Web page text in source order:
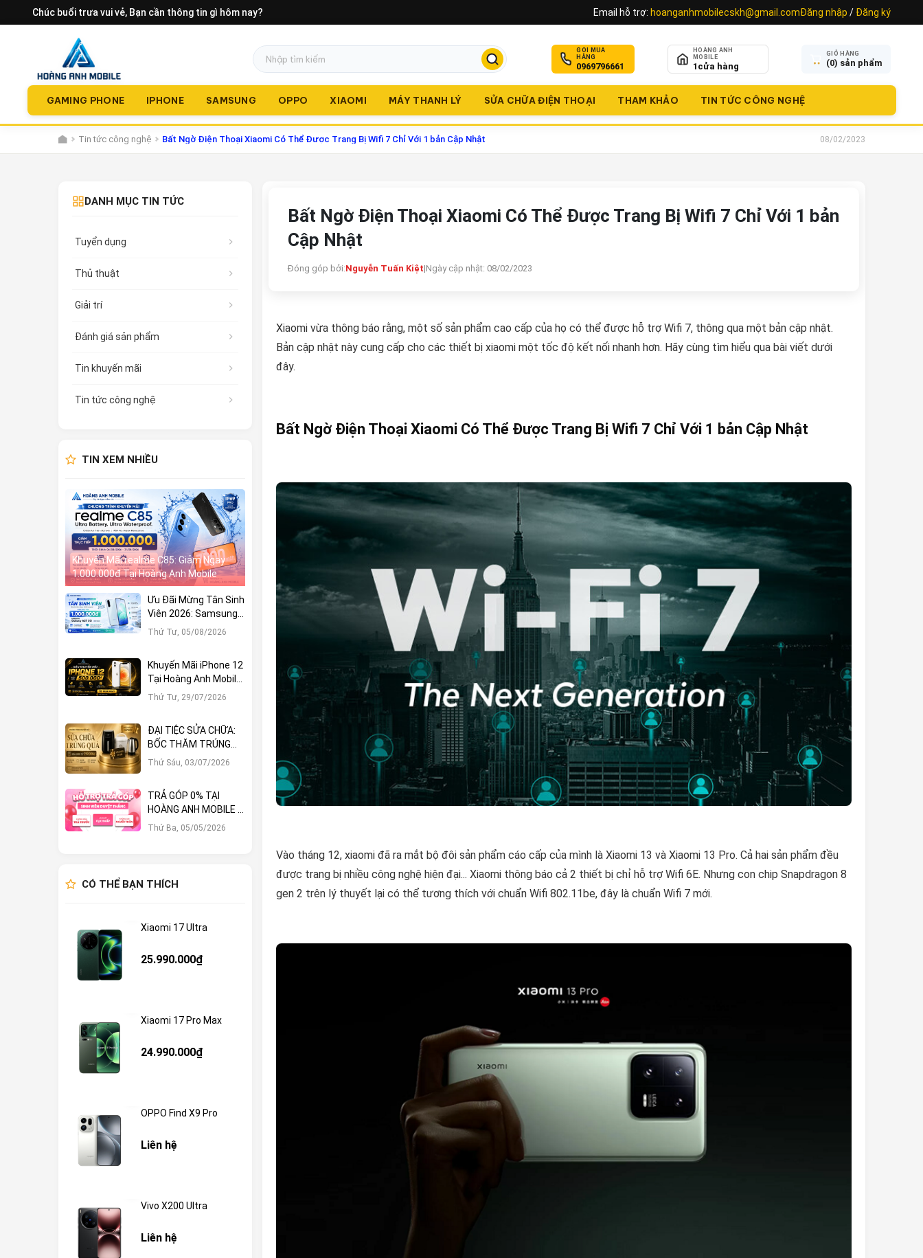
Chúc buổi trưa vui vẻ, Bạn cần thông tin gì hôm nay? Email hỗ trợ: hoanganhmobilecskh@gmail.comĐăng nhập / Đăng ký
GỌI MUA
HÀNG
0969796661
HOÀNG ANH
MOBILE
1 cửa hàng
GIỎ HÀNG
(0) sản phẩm
GAMING PHONE IPHONE SAMSUNG OPPO XIAOMI MÁY THANH LÝ SỬA CHỮA ĐIỆN THOẠI THAM KHẢO TIN TỨC CÔNG NGHỆ
Tin tức công nghệ Bất Ngờ Điện Thoại Xiaomi Có Thể Được Trang Bị Wifi 7 Chỉ Với 1 bản Cập Nhật 08/02/2023
Bất Ngờ Điện Thoại Xiaomi Có Thể Được Trang Bị Wifi 7 Chỉ Với 1 bản
Cập Nhật
Đóng góp bởi:Nguyễn Tuấn Kiệt|Ngày cập nhật: 08/02/2023
Xiaomi vừa thông báo rằng, một số sản phẩm cao cấp của họ có thể được hỗ trợ Wifi 7, thông qua một bản cập nhật.
Bản cập nhật này cung cấp cho các thiết bị xiaomi một tốc độ kết nối nhanh hơn. Hãy cùng tìm hiểu qua bài viết dưới
đây.
Bất Ngờ Điện Thoại Xiaomi Có Thể Được Trang Bị Wifi 7 Chỉ Với 1 bản Cập Nhật
Vào tháng 12, xiaomi đã ra mắt bộ đôi sản phẩm cáo cấp của mình là Xiaomi 13 và Xiaomi 13 Pro. Cả hai sản phẩm đều
được trang bị nhiều công nghệ hiện đại... Xiaomi thông báo cả 2 thiết bị chỉ hỗ trợ Wifi 6E. Nhưng con chip Snapdragon 8
gen 2 trên lý thuyết lại có thể tương thích với chuẩn Wifi 802.11be, đây là chuẩn Wifi 7 mới.
DANH MỤC TIN TỨC
Tuyển dụng
Thủ thuật
Giải trí
Đánh giá sản phẩm
Tin khuyến mãi
Tin tức công nghệ
TIN XEM NHIỀU
Khuyến Mãi realme C85: Giảm Ngay
1.000.000đ Tại Hoàng Anh Mobile
Ưu Đãi Mừng Tân Sinh
Viên 2026: Samsung
Galaxy A57 5G Giảm
Thứ Tư, 05/08/2026
Khuyến Mãi iPhone 12
Tại Hoàng Anh Mobile:
Sở Hữu Ngay Với Hàng
Thứ Tư, 29/07/2026
ĐẠI TIỆC SỬA CHỮA:
BỐC THĂM TRÚNG
LỚN – CƠ HỘI NHẬN
Thứ Sáu, 03/07/2026
TRẢ GÓP 0% TẠI
HOÀNG ANH MOBILE –
KHÔNG TRẢ TRƯỚC,
Thứ Ba, 05/05/2026
CÓ THỂ BẠN THÍCH
Xiaomi 17 Ultra
25.990.000₫
Xiaomi 17 Pro Max
24.990.000₫
OPPO Find X9 Pro
Liên hệ
Vivo X200 Ultra
Liên hệ